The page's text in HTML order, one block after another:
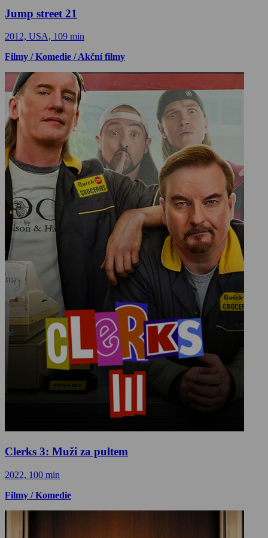
Jump street 21
2012, USA, 109 min
Filmy / Komedie / Akční filmy
Clerks 3: Muži za pultem
2022, 100 min
Filmy / Komedie